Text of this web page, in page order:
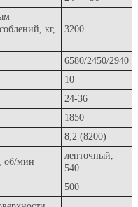
24 — 36
кг,
6580/2450/2940
10
24-36
1850
8,2 (8200)
ленточный,
540
500